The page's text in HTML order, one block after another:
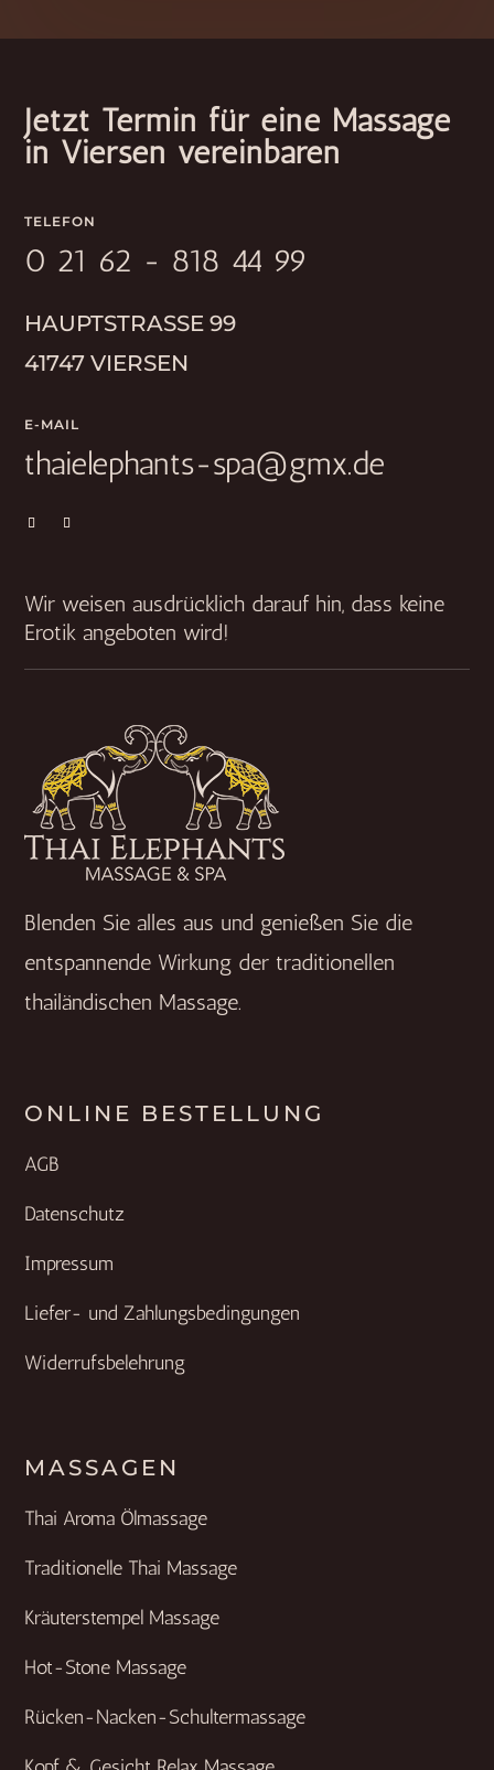
Jetzt Termin für eine Massage
in Viersen vereinbaren
TELEFON
0 21 62 - 818 44 99
HAUPTSTRASSE 99
41747 VIERSEN
E-MAIL
thaielephants-spa@gmx.de
Wir weisen ausdrücklich darauf hin, dass keine
Erotik angeboten wird!
Blenden Sie alles aus und genießen Sie die
entspannende Wirkung der traditionellen
thailändischen Massage.
ONLINE BESTELLUNG
AGB
Datenschutz
Impressum
Liefer- und Zahlungsbedingungen
Widerrufsbelehrung
MASSAGEN
Thai Aroma Ölmassage
Traditionelle Thai Massage
Kräuterstempel Massage
Hot-Stone Massage
Rücken-Nacken-Schultermassage